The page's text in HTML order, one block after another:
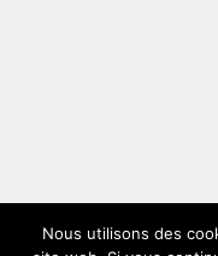
Nous utilisons des